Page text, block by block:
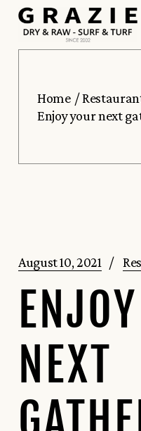
Home
Enjoy your next
August 10, 2021
NEXT